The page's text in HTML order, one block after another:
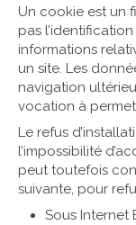
Un cookie est un
pas
informations
un site. Les
navigation
vocation à
Le refus
l’impossibilité
peut toutefois
suivante, pour
Sous Internet